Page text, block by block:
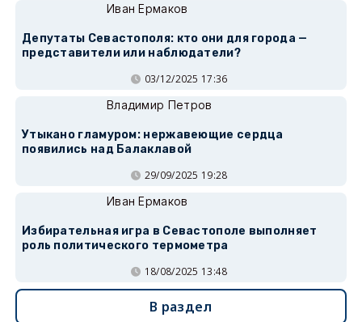
Иван Ермаков
Депутаты Севастополя: кто они для города —
представители или наблюдатели?
03/12/2025 17:36
Владимир Петров
Утыкано гламуром: нержавеющие сердца
появились над Балаклавой
29/09/2025 19:28
Иван Ермаков
Избирательная игра в Севастополе выполняет
роль политического термометра
18/08/2025 13:48
В раздел